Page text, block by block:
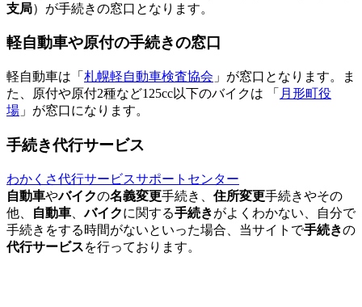
支局）が手続きの窓口となります。
軽自動車や原付の手続きの窓口
軽自動車は「 札幌軽自動車検査協会 」が窓口となります。ま
た、原付や原付2種など125cc以下のバイクは 「 月形町役
場 」が窓口になります。
手続き代行サービス
わかくさ代行サービスサポートセンター
自動車やバイクの名義変更手続き、 住所変更手続きやその
他、
自動車 、バイクに関する手続きがよくわかない、自分で
手続きをする時間がないといった場合、当サイトで手続きの
代行サービスを行っております。